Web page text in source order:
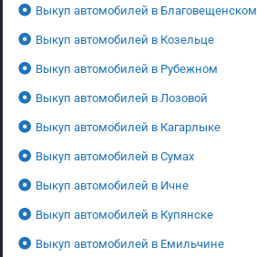
Выкуп автомобилей в Благовещенском
Выкуп автомобилей в Козельце
Выкуп автомобилей в Рубежном
Выкуп автомобилей в Лозовой
Выкуп автомобилей в Кагарлыке
Выкуп автомобилей в Сумах
Выкуп автомобилей в Ичне
Выкуп автомобилей в Купянске
Выкуп автомобилей в Емильчине